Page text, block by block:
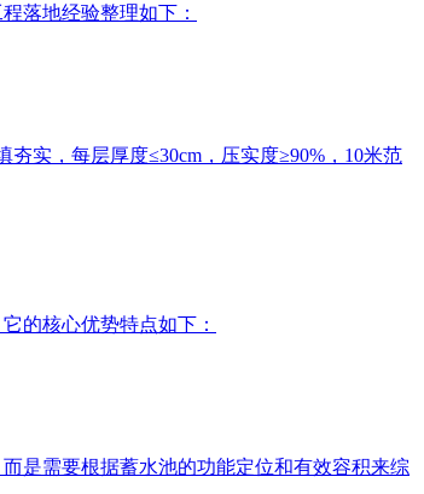
落地经验整理如下：
实，每层厚度≤30cm，压实度≥90%，10米范
的核心优势特点如下：
是需要根据蓄水池的功能定位和有效容积来综